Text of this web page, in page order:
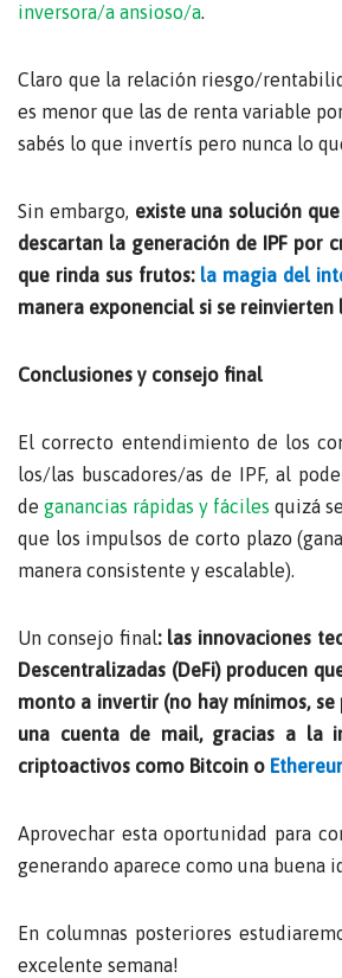
inversora/a ansioso/a.
Claro que la relación riesgo/
es menor que las de renta variable
sabés lo que invertís pero nunca lo
Sin embargo, existe una solución
descartan la generación de IPF por
que rinda sus frutos: la magia del
manera exponencial si se
Conclusiones y consejo final
El correcto entendimiento de los
los/las buscadores/as de IPF, al
de ganancias rápidas y fáciles quizá
que los impulsos de corto plazo
manera consistente y escalable).
Un consejo final: las innovaciones
Descentralizadas (DeFi) producen
monto a invertir (no hay mínimos,
una cuenta de mail, gracias a la
criptoactivos como Bitcoin o
Aprovechar esta oportunidad para
generando aparece como una buena
En columnas posteriores
excelente semana!